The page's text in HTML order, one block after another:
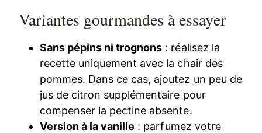
Variantes gourmandes à essayer
Sans pépins ni trognons : réalisez la
recette uniquement avec la chair des
pommes. Dans ce cas, ajoutez un peu de
jus de citron supplémentaire pour
compenser la pectine absente.
Version à la vanille : parfumez votre